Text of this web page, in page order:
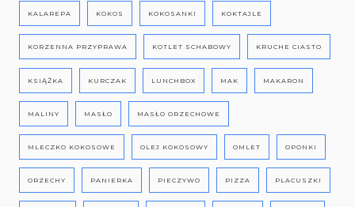
KALAREPA KOKOS KOKOSANKI KOKTAJLE
KORZENNA PRZYPRAWA KOTLET SCHABOWY KRUCHE CIASTO
KSIĄŻKA KURCZAK LUNCHBOX MAK MAKARON
MALINY MASŁO MASŁO ORZECHOWE
MLECZKO KOKOSOWE OLEJ KOKOSOWY OMLET OPONKI
ORZECHY PANIERKA PIECZYWO PIZZA PLACUSZKI